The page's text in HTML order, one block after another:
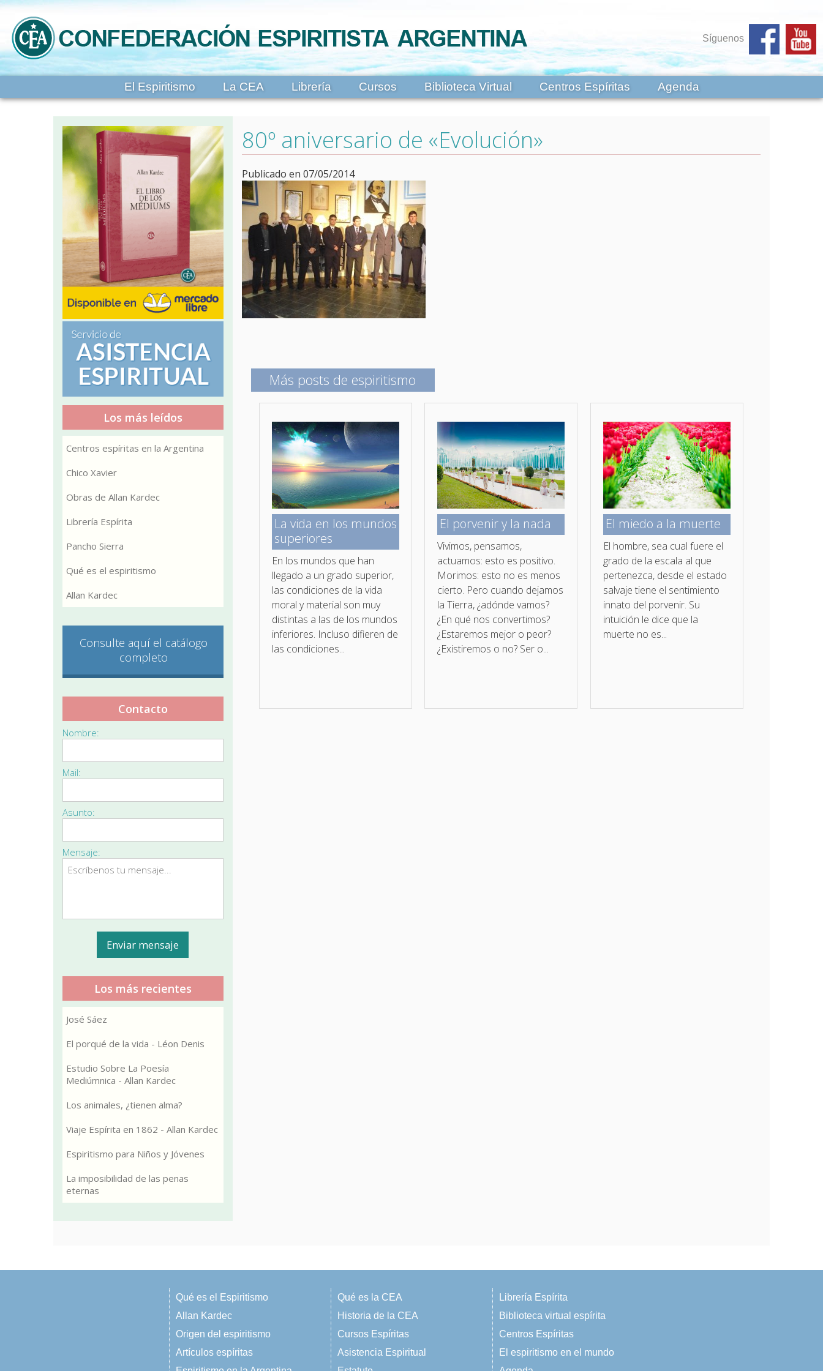
Síguenos
El Espiritismo La CEA Librería Cursos Biblioteca Virtual Centros Espíritas Agenda
80º aniversario de «Evolución»
Publicado en 07/05/2014
Más posts de espiritismo
La vida en los mundos
superiores
En los mundos que han
llegado a un grado superior,
las condiciones de la vida
moral y material son muy
distintas a las de los mundos
inferiores. Incluso difieren de
las condiciones...
El porvenir y la nada
Vivimos, pensamos,
actuamos: esto es positivo.
Morimos: esto no es menos
cierto. Pero cuando dejamos
la Tierra, ¿adónde vamos?
¿En qué nos convertimos?
¿Estaremos mejor o peor?
¿Existiremos o no? Ser o...
El miedo a la muerte
El hombre, sea cual fuere el
grado de la escala al que
pertenezca, desde el estado
salvaje tiene el sentimiento
innato del porvenir. Su
intuición le dice que la
muerte no es...
Los más leídos
Centros espíritas en la Argentina
Chico Xavier
Obras de Allan Kardec
Librería Espírita
Pancho Sierra
Qué es el espiritismo
Allan Kardec
Consulte aquí el catálogo
completo
Contacto
Nombre:
Mail:
Asunto:
Mensaje:
Los más recientes
José Sáez
El porqué de la vida - Léon Denis
Estudio Sobre La Poesía
Mediúmnica - Allan Kardec
Los animales, ¿tienen alma?
Viaje Espírita en 1862 - Allan Kardec
Espiritismo para Niños y Jóvenes
La imposibilidad de las penas
eternas
Qué es el Espiritismo
Allan Kardec
Origen del espiritismo
Artículos espíritas
Qué es la CEA
Historia de la CEA
Cursos Espíritas
Asistencia Espiritual
Librería Espírita
Biblioteca virtual espírita
Centros Espíritas
El espiritismo en el mundo